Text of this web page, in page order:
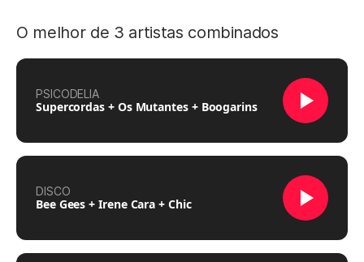
O melhor de 3 artistas combinados
PSICODELIA
Supercordas + Os Mutantes + Boogarins
DISCO
Bee Gees + Irene Cara + Chic